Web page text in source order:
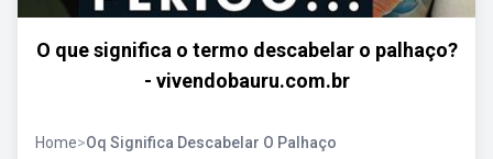
O que significa o termo descabelar o palhaço?
- vivendobauru.com.br
Home>Oq Significa Descabelar O Palhaço